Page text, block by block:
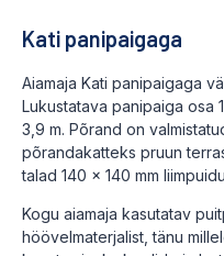
Kati panipaigaga
Aiamaja Kati panipaigaga
Lukustatava panipaiga osa
3,9 m. Põrand on
põrandakatteks pruun
talad 140 × 140 mm
Kogu aiamaja kasutatav
höövelmaterjalist, tänu